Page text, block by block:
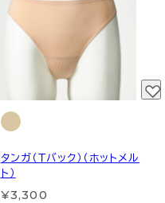
タンガ（Ｔバック）（ホットメル
ト）
¥3,300